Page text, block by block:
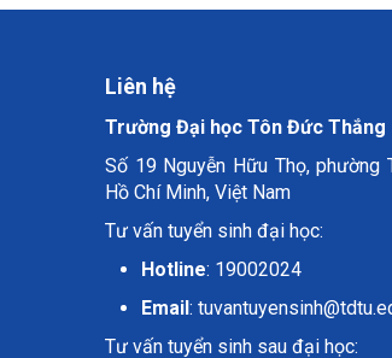
Liên hệ
Trường Đại học Tôn Đức Thắng
Số 19 Nguyễn Hữu Thọ, phường
Hồ Chí Minh, Việt Nam
Tư vấn tuyển sinh đại học:
Hotline: 19002024
Email:
Tư vấn tuyển sinh sau đại học: